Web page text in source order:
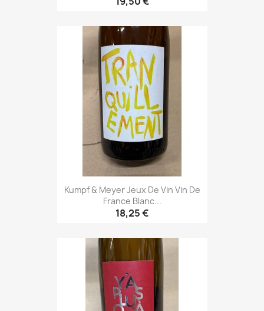
Kumpf & Meyer Jeux De Vin Vin De
France Blanc...
18,25 €